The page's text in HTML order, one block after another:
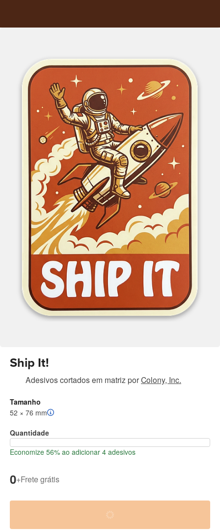
Ship It!
Adesivos cortados em matrizporColony, Inc.
Tamanho
52 × 76 mm
Quantidade
Economize 56% ao adicionar 4 adesivos
0+Frete grátis